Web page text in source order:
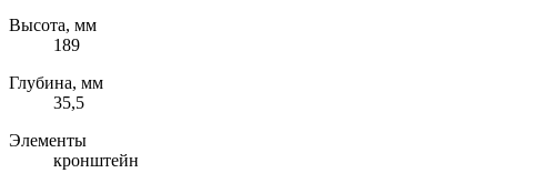
Высота, мм
189
Глубина, мм
35,5
Элементы
кронштейн